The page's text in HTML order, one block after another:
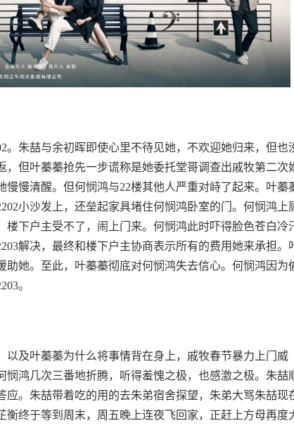
朱喆与余初晖即使心里不待见她，不欢迎她归来，但也
但叶蓁蓁抢先一步谎称是她委托堂哥调查出戚牧第二次
慢清醒。但何悯鸿与22楼其他人严重对峙了起来。叶蓁
小沙发上，还垒起家具堵住何悯鸿卧室的门。何悯鸿上
下户主受不了，闹上门来。何悯鸿此时吓得脸色苍白冷
解决，最终和楼下户主协商表示所有的费用她来承担。
她。至此，叶蓁蓁彻底对何悯鸿失去信心。何悯鸿因为
。
及叶蓁蓁为什么将事情背在身上，戚牧春节暴力上门威
鸿几次三番地折腾，听得羞愧之极，也感激之极。朱喆
。朱喆带着吃的用的去朱弟宿舍探望，朱弟大骂朱喆现
终于等到周末，周五晚上连夜飞回家，正赶上方母再度